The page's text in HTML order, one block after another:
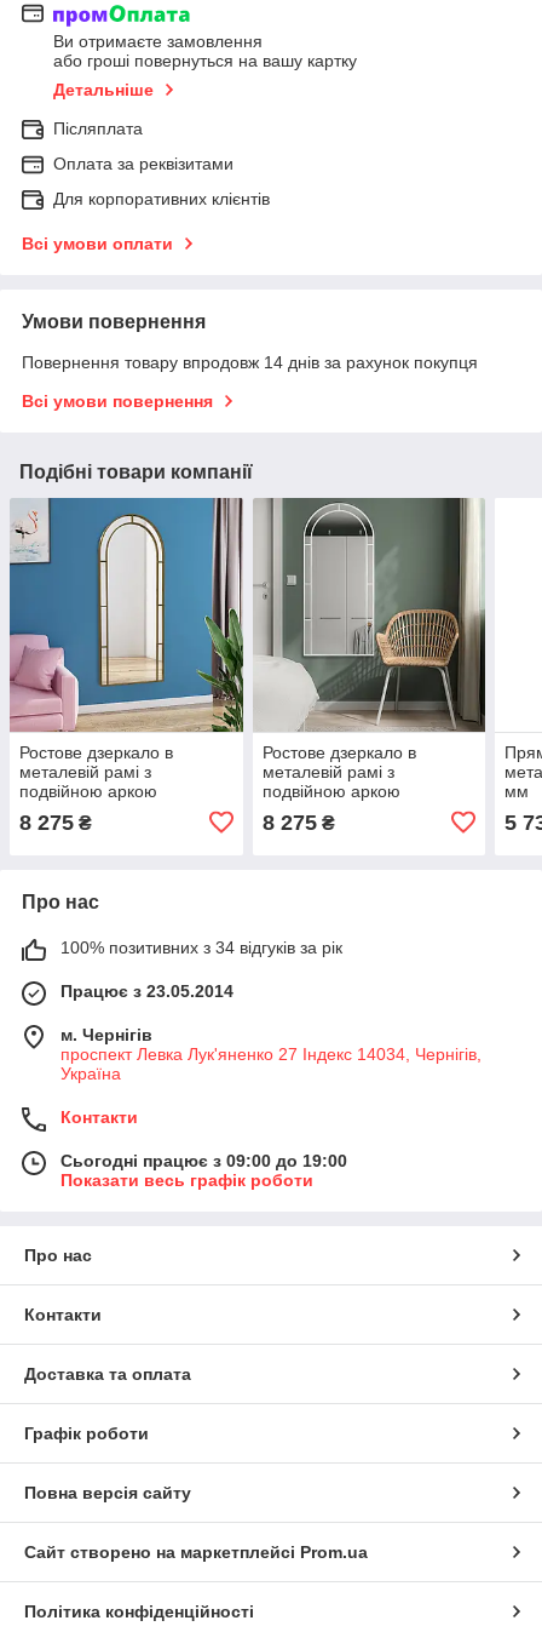
Ви отримаєте замовлення
або гроші повернуться на вашу картку
Детальніше
Післяплата
Оплата за реквізитами
Для корпоративних клієнтів
Всі умови оплати
Умови повернення
Повернення товару впродовж 14 днів за рахунок покупця
Всі умови повернення
Подібні товари компанії
Ростове дзеркало в
металевій рамі з
подвійною аркою
8 275 ₴
Ростове дзеркало в
металевій рамі з
подвійною аркою
8 275₴
мм
5
Про нас
100% позитивних з 34 відгуків за рік
Працює з 23.05.2014
м. Чернігів
проспект Левка Лук'яненко 27 Індекс 14034, Чернігів,
Україна
Контакти
Сьогодні працює з 09:00 до 19:00
Показати весь графік роботи
Про нас
Контакти
Доставка та оплата
Графік роботи
Повна версія сайту
Сайт створено на маркетплейсі Prom.ua
Політика конфіденційності